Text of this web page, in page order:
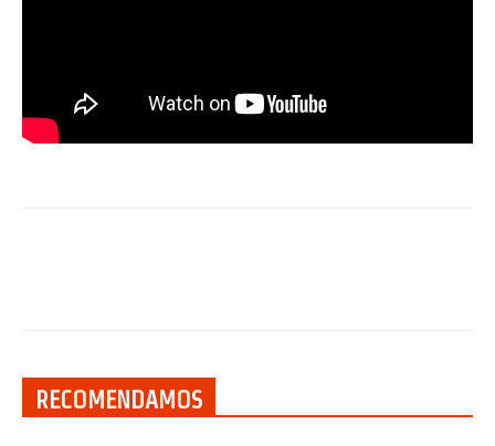
RECOMENDAMOS